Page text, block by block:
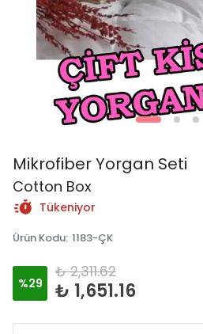
Mikrofiber Yorgan Seti
Cotton Box
Tükeniyor
Ürün Kodu: 1183-ÇK
%29
₺ 2,311.62
₺ 1,651.16